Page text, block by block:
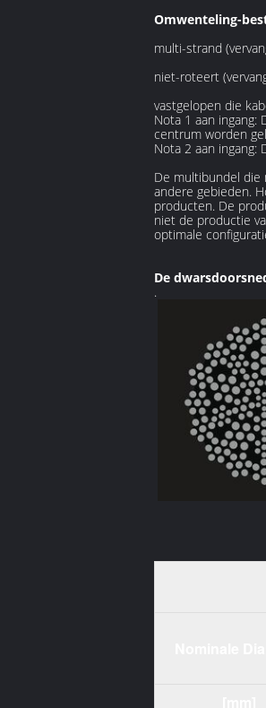
Omwenteling-
multi-strand
niet-roteert
vastgelopen die
Nota 1 aan
centrum worden
Nota 2 aan
De multibundel die
andere gebieden.
producten. De
niet de productie
optimale
De
.